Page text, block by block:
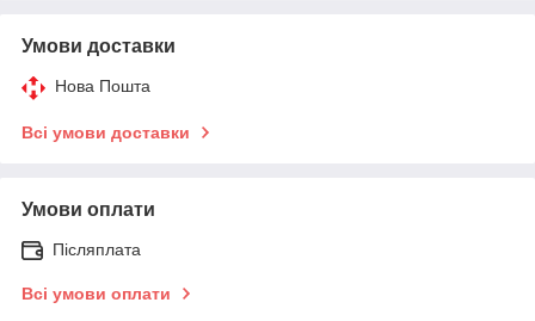
Умови доставки
Нова Пошта
Всі умови доставки
Умови оплати
Післяплата
Всі умови оплати